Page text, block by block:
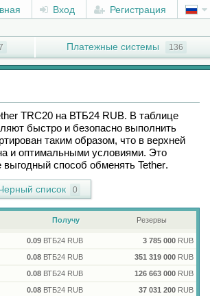
Вход Регистрация
Платежные системы 136
TRC20на ВТБ24 RUB. В таблице
быстро и безопасно выполнить
таким образом, что в верхней
и оптимальными условиями. Это
выгодный способ обменять Tether.
список 0
Получу Резервы
0.09ВТБ24 RUB 3 785 000RUB
0.08ВТБ24 RUB 351 319 000RUB
0.08ВТБ24 RUB 126 663 000RUB
0.08ВТБ24 RUB 37 031 200RUB